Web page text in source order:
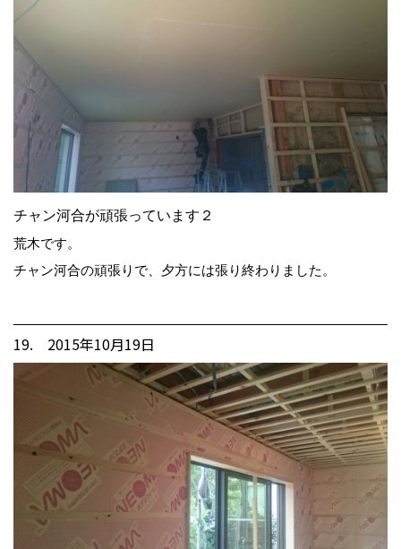
チャン河合が頑張っています２
荒木です。
チャン河合の頑張りで、夕方には張り終わりました。
19. 2015年10月19日